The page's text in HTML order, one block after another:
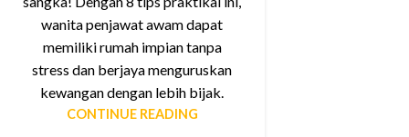
wanita penjawat awam dapat
memiliki rumah impian tanpa
stress dan berjaya menguruskan
kewangan dengan lebih bijak.
CONTINUE READING